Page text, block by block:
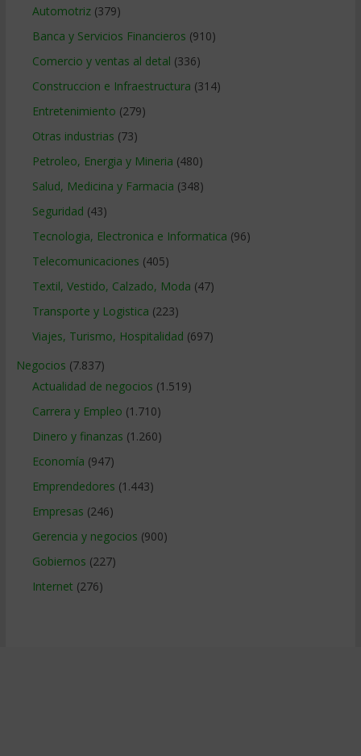
Automotriz(379)
Banca y Servicios Financieros (910)
Comercio y ventas al detal (336)
Construccion e Infraestructura (314)
Entretenimiento (279)
Otras industrias (73)
Petroleo, Energia y Mineria (480)
Salud, Medicina y Farmacia (348)
Seguridad (43)
Tecnologia, Electronica e Informatica (96)
Telecomunicaciones (405)
Textil, Vestido, Calzado, Moda (47)
Transporte y Logistica (223)
Viajes, Turismo, Hospitalidad (697)
Negocios (7.837)
Actualidad de negocios (1.519)
Carrera y Empleo (1.710)
Dinero y finanzas (1.260)
Economía (947)
Emprendedores (1.443)
Empresas (246)
Gerencia y negocios (900)
Gobiernos (227)
Internet (276)